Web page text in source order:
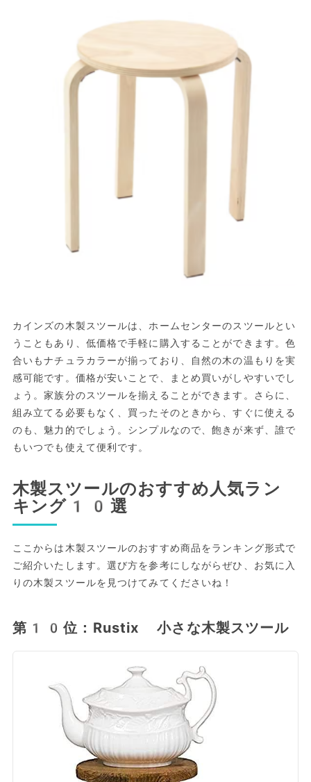
カインズの木製スツールは、ホームセンターのスツールとい
うこともあり、低価格で手軽に購入することができます。色
合いもナチュラカラーが揃っており、自然の木の温もりを実
感可能です。価格が安いことで、まとめ買いがしやすいでし
ょう。家族分のスツールを揃えることができます。さらに、
組み立てる必要もなく、買ったそのときから、すぐに使える
のも、魅力的でしょう。シンプルなので、飽きが来ず、誰で
もいつでも使えて便利です。
木製スツールのおすすめ人気ラン
キング10選
ここからは木製スツールのおすすめ商品をランキング形式で
ご紹介いたします。選び方を参考にしながらぜひ、お気に入
りの木製スツールを見つけてみてくださいね！
第10位：Rustix 小さな木製スツール